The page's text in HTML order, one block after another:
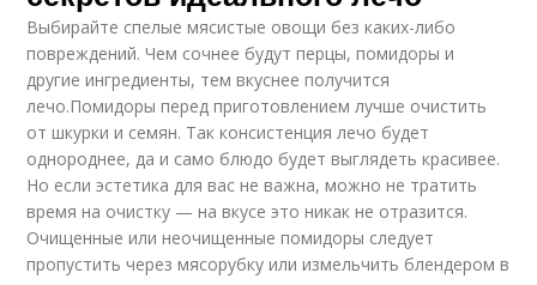
Выбирайте спелые мясистые овощи без каких-либо
повреждений. Чем сочнее будут перцы, помидоры и
другие ингредиенты, тем вкуснее получится
лечо.Помидоры перед приготовлением лучше очистить
от шкурки и семян. Так консистенция лечо будет
однороднее, да и само блюдо будет выглядеть красивее.
Но если эстетика для вас не важна, можно не тратить
время на очистку — на вкусе это никак не отразится.
Очищенные или неочищенные помидоры следует
пропустить через мясорубку или измельчить блендером в